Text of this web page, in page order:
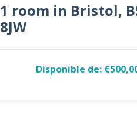
1 room in Bristol,
8JW
Disponible de: